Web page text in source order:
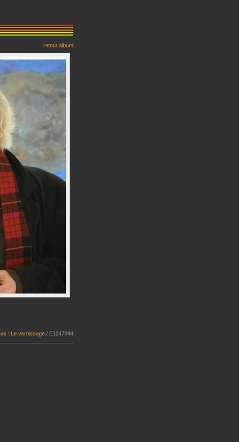
retour album
: Le vernissage / E1247944